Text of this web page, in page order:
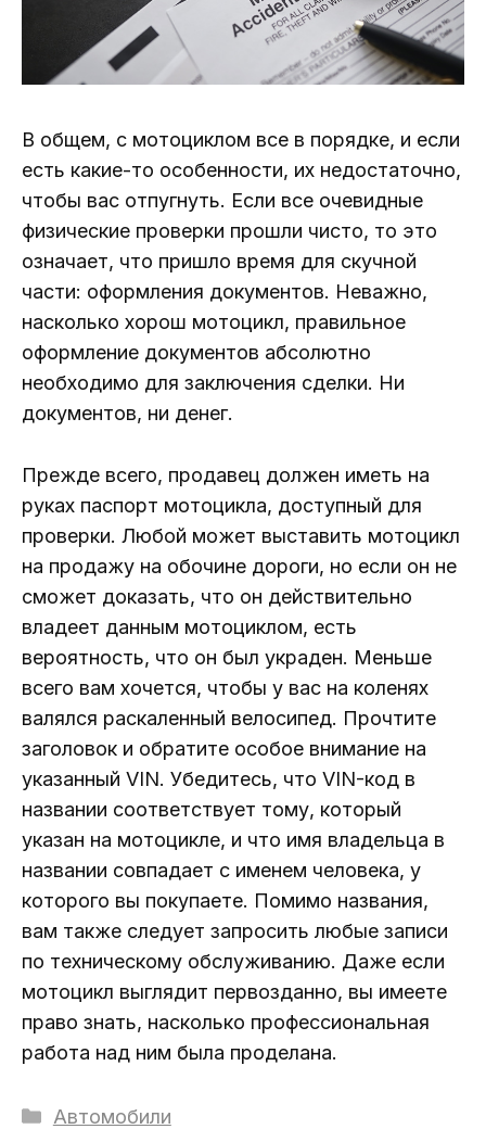
В общем, с мотоциклом все в порядке, и если
есть какие-то особенности, их недостаточно,
чтобы вас отпугнуть. Если все очевидные
физические проверки прошли чисто, то это
означает, что пришло время для скучной
части: оформления документов. Неважно,
насколько хорош мотоцикл, правильное
оформление документов абсолютно
необходимо для заключения сделки. Ни
документов, ни денег.
Прежде всего, продавец должен иметь на
руках паспорт мотоцикла, доступный для
проверки. Любой может выставить мотоцикл
на продажу на обочине дороги, но если он не
сможет доказать, что он действительно
владеет данным мотоциклом, есть
вероятность, что он был украден. Меньше
всего вам хочется, чтобы у вас на коленях
валялся раскаленный велосипед. Прочтите
заголовок и обратите особое внимание на
указанный VIN. Убедитесь, что VIN-код в
названии соответствует тому, который
указан на мотоцикле, и что имя владельца в
названии совпадает с именем человека, у
которого вы покупаете. Помимо названия,
вам также следует запросить любые записи
по техническому обслуживанию. Даже если
мотоцикл выглядит первозданно, вы имеете
право знать, насколько профессиональная
работа над ним была проделана.
Рубрики
Автомобили